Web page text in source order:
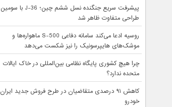
پیشرفت سریع جنگنده نسل ششم چین؛ J-36 با سومین
طراحی متفاوت ظاهر شد
روسیه ادعا می‌کند سامانه دفاعی S-500 ماهواره‌ها و
موشک‌های هایپرسونیک را نیز شکست می‌دهد
چرا هیچ کشوری پایگاه نظامی بین‌المللی در خاک ایالات
متحده ندارد؟
کاهش ۹۱ درصدی متقاضیان در طرح فروش جدید ایران
خودرو